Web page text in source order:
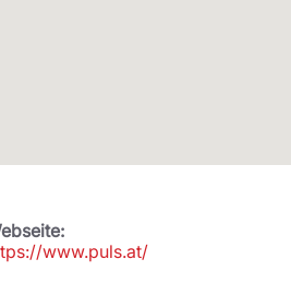
www.puls.at/